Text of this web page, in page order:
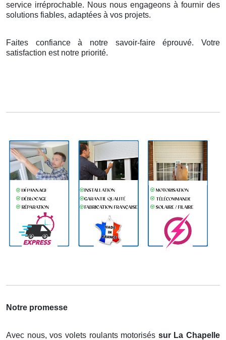
service irréprochable. Nous nous engageons à fournir des
solutions fiables, adaptées à vos projets.
Faites confiance à notre savoir-faire éprouvé. Votre
satisfaction est notre priorité.
Notre promesse
Avec nous, vos volets roulants motorisés sur La Chapelle